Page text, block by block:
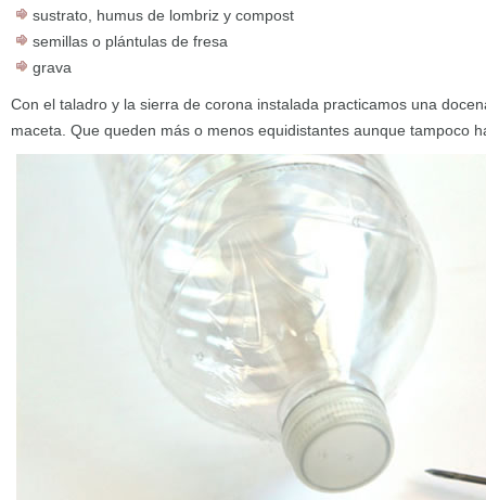
sustrato, humus de lombriz y compost
semillas o plántulas de fresa
grava
Con el taladro y la sierra de corona instalada practicamos una
maceta. Que queden más o menos equidistantes aunque tampoco